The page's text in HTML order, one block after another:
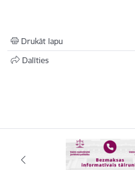
Drukāt lapu
Dalīties